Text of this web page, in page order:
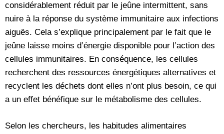
considérablement réduit par le jeûne intermittent, sans
nuire à la réponse du système immunitaire aux infections
aiguës. Cela s’explique principalement par le fait que le
jeûne laisse moins d’énergie disponible pour l’action des
cellules immunitaires. En conséquence, les cellules
recherchent des ressources énergétiques alternatives et
recyclent les déchets dont elles n’ont plus besoin, ce qui
a un effet bénéfique sur le métabolisme des cellules.
Selon les chercheurs, les habitudes alimentaires